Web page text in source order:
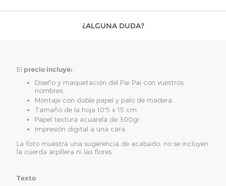
¿ALGUNA DUDA?
El precio incluye:
Diseño y maquetación del Pai Pai con vuestros
nombres.
Montaje con doble papel y palo de madera.
Tamaño de la hoja 10'5 x 15 cm.
Papel textura acuarela de 300gr.
Impresión digital a una cara.
La foto muestra una sugerencia de acabado, no se incluyen
la cuerda arpillera ni las flores.
Texto